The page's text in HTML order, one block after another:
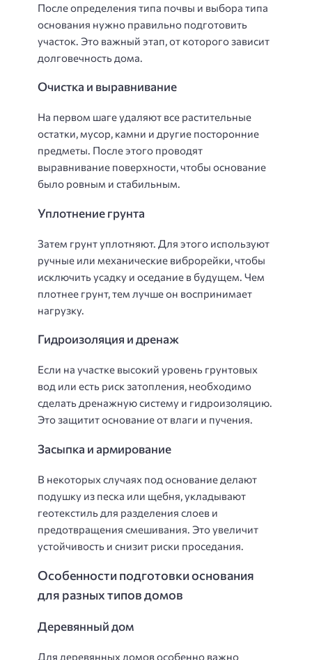
После определения типа почвы и выбора типа
основания нужно правильно подготовить
участок. Это важный этап, от которого зависит
долговечность дома.
Очистка и выравнивание
На первом шаге удаляют все растительные
остатки, мусор, камни и другие посторонние
предметы. После этого проводят
выравнивание поверхности, чтобы основание
было ровным и стабильным.
Уплотнение грунта
Затем грунт уплотняют. Для этого используют
ручные или механические виброрейки, чтобы
исключить усадку и оседание в будущем. Чем
плотнее грунт, тем лучше он воспринимает
нагрузку.
Гидроизоляция и дренаж
Если на участке высокий уровень грунтовых
вод или есть риск затопления, необходимо
сделать дренажную систему и гидроизоляцию.
Это защитит основание от влаги и пучения.
Засыпка и армирование
В некоторых случаях под основание делают
подушку из песка или щебня, укладывают
геотекстиль для разделения слоев и
предотвращения смешивания. Это увеличит
устойчивость и снизит риски проседания.
Особенности подготовки основания
для разных типов домов
Деревянный дом
Для деревянных домов особенно важно